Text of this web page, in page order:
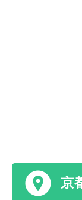
京